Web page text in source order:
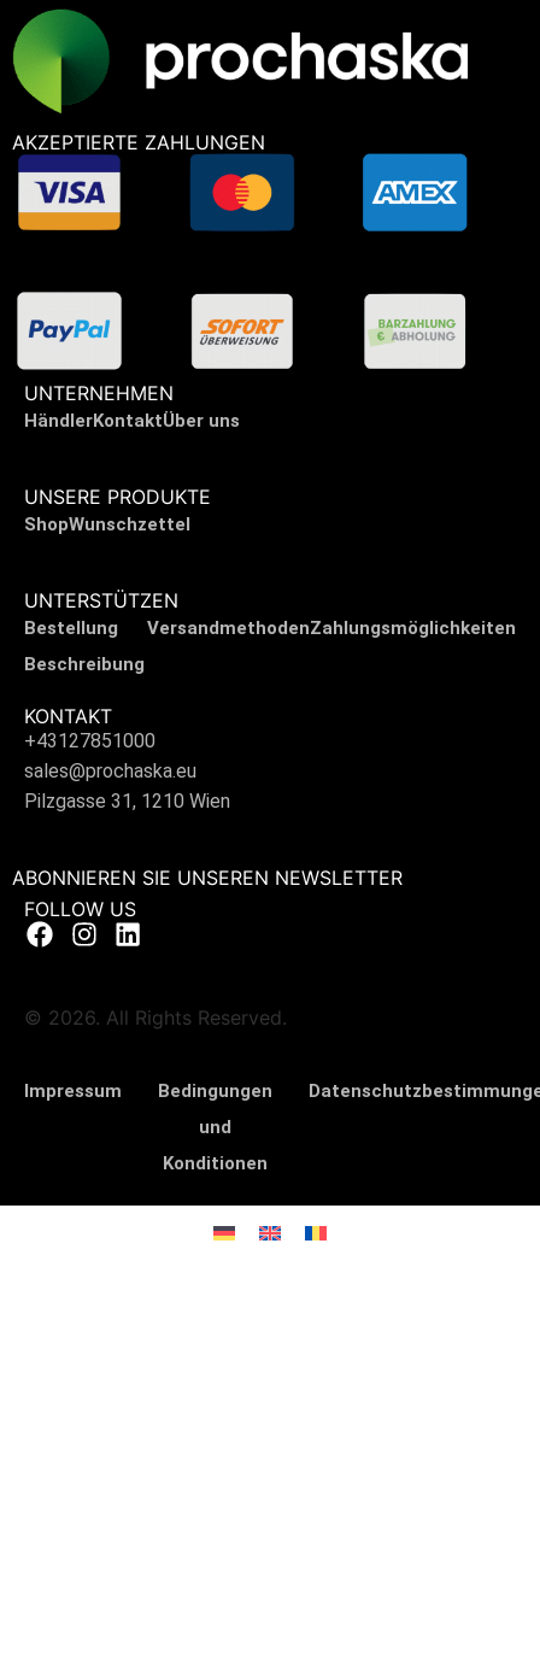
AKZEPTIERTE ZAHLUNGEN
UNTERNEHMEN
HändlerKontaktÜber uns
UNSERE PRODUKTE
ShopWunschzettel
UNTERSTÜTZEN
Bestellung
Beschreibung
VersandmethodenZahlungsmöglichkeiten
KONTAKT
+43127851000
sales@prochaska.eu
Pilzgasse 31, 1210 Wien
ABONNIEREN SIE UNSEREN NEWSLETTER
FOLLOW US
© 2026. All Rights Reserved.
Impressum
Bedingungen
und
Konditionen